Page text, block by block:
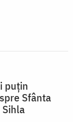
puțin
Sfânta
Sihla